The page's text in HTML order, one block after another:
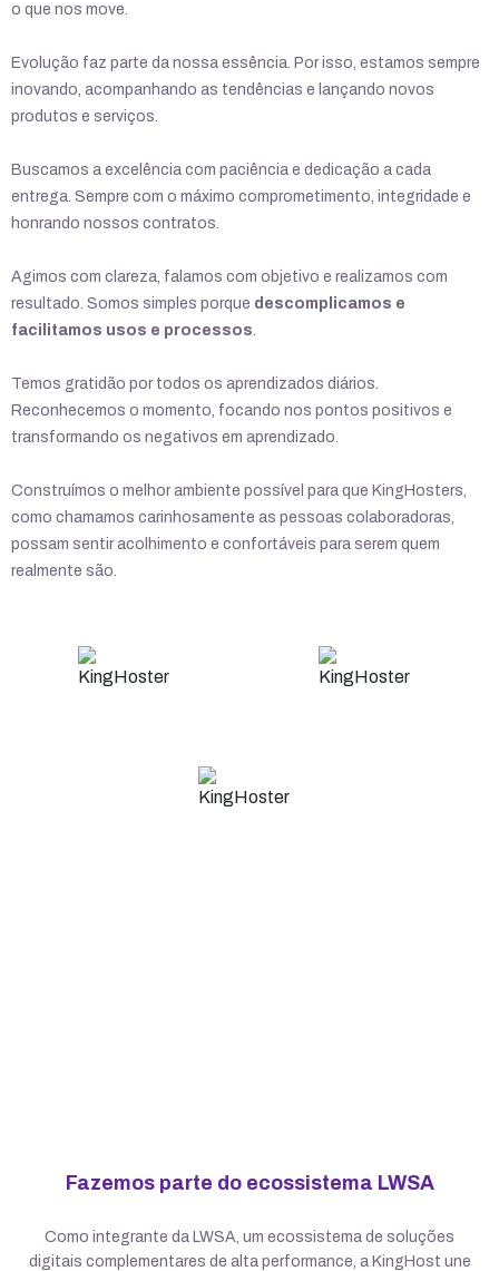
o que nos move.
Evolução faz parte da nossa essência. Por isso, estamos sempre
inovando, acompanhando as tendências e lançando novos
produtos e serviços.
Buscamos a excelência com paciência e dedicação a cada
entrega. Sempre com o máximo comprometimento, integridade e
honrando nossos contratos.
Agimos com clareza, falamos com objetivo e realizamos com
resultado. Somos simples porque descomplicamos e
facilitamos usos e processos.
Temos gratidão por todos os aprendizados diários.
Reconhecemos o momento, focando nos pontos positivos e
transformando os negativos em aprendizado.
Construímos o melhor ambiente possível para que KingHosters,
como chamamos carinhosamente as pessoas colaboradoras,
possam sentir acolhimento e confortáveis para serem quem
realmente são.
Fazemos parte do ecossistema LWSA
Como integrante da LWSA, um ecossistema de soluções
digitais complementares de alta performance, a KingHost une